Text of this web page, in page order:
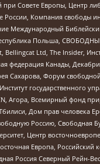
при Совете Европы, Центр
Компания свободы
Международный
Польша,
Ltd, The Insider,
федерация Канады,
Сахарова, Форум
государственного
Агора, Всемирный фонд
Дом прав человека
Россию, Свободная
Центр
Европа,
Россия Северный Рейн-